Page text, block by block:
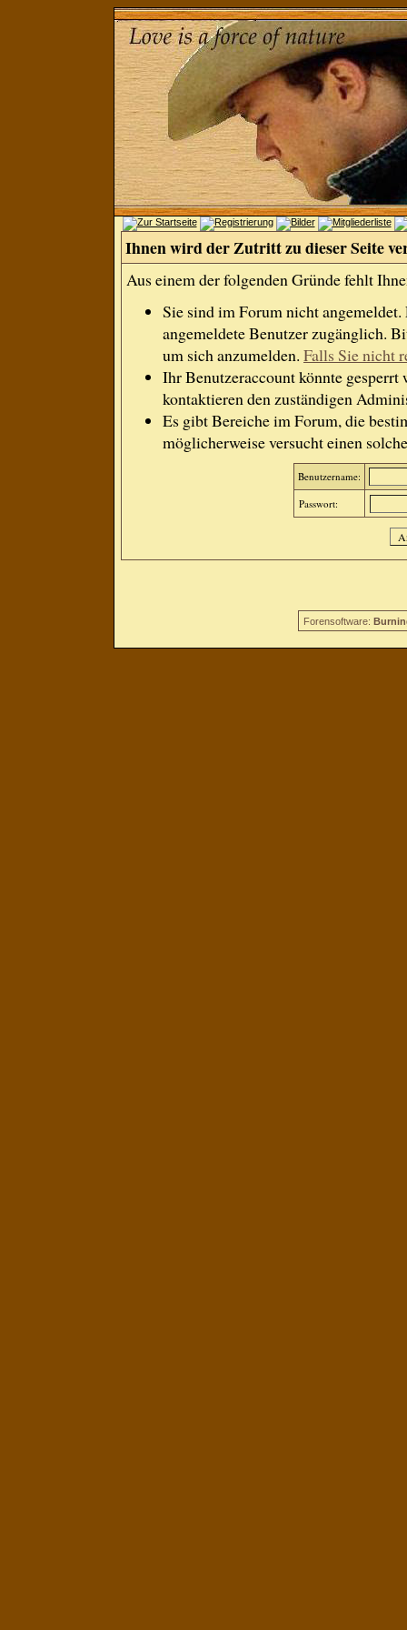
Ihnen wird der Zutritt zu dieser Seite
Aus einem der folgenden Gründe fehlt
Sie sind im Forum nicht
angemeldete Benutzer zugänglich.
um sich anzumelden. Falls Sie nicht
Ihr Benutzeraccount könnte gesperrt
kontaktieren den zuständigen
Es gibt Bereiche im Forum, die
möglicherweise versucht einen
Benutzername:
Passwort:
Forensoftware: